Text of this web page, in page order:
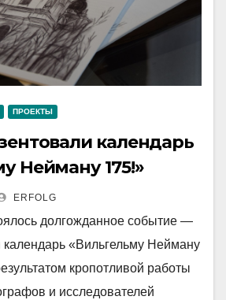
ПРОЕКТЫ
календарь
Нейману 175!»
ERFOLG
долгожданное событие —
«Вильгельму Нейману
кропотливой работы
и исследователей